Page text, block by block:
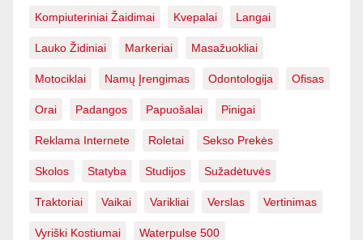
Kompiuteriniai Žaidimai Kvepalai Langai
Lauko Židiniai Markeriai Masažuokliai
Motociklai Namų Įrengimas Odontologija Ofisas
Orai Padangos Papuošalai Pinigai
Reklama Internete Roletai Sekso Prekės
Skolos Statyba Studijos Sužadėtuvės
Traktoriai Vaikai Varikliai Verslas Vertinimas
Vyriški Kostiumai Waterpulse 500